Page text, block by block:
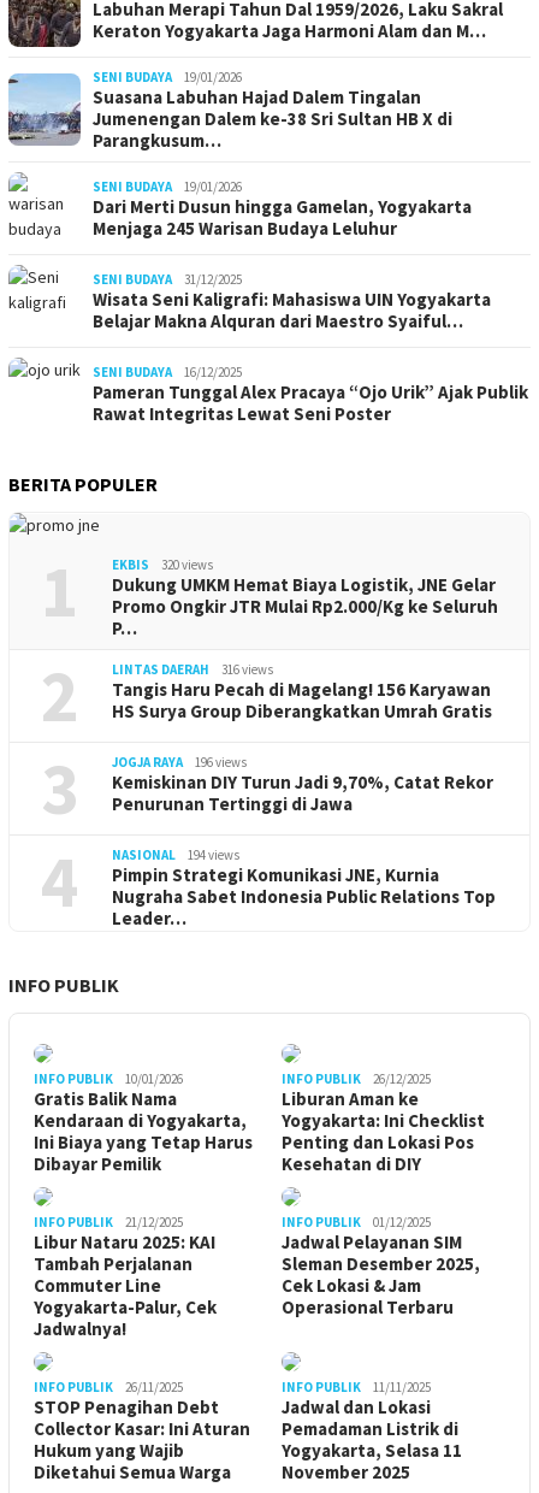
Labuhan Merapi Tahun Dal 1959/2026, Laku Sakral
Keraton Yogyakarta Jaga Harmoni Alam dan M…
SENI BUDAYA 19/01/2026
Suasana Labuhan Hajad Dalem Tingalan
Jumenengan Dalem ke-38 Sri Sultan HB X di
Parangkusum…
SENI BUDAYA 19/01/2026
Dari Merti Dusun hingga Gamelan, Yogyakarta
Menjaga 245 Warisan Budaya Leluhur
SENI BUDAYA 31/12/2025
Wisata Seni Kaligrafi: Mahasiswa UIN Yogyakarta
Belajar Makna Alquran dari Maestro Syaiful…
SENI BUDAYA 16/12/2025
Pameran Tunggal Alex Pracaya “Ojo Urik” Ajak Publik
Rawat Integritas Lewat Seni Poster
BERITA POPULER
1 EKBIS 320 views
Dukung UMKM Hemat Biaya Logistik, JNE Gelar
Promo Ongkir JTR Mulai Rp2.000/Kg ke Seluruh
P…
2 LINTAS DAERAH 316 views
Tangis Haru Pecah di Magelang! 156 Karyawan
HS Surya Group Diberangkatkan Umrah Gratis
3 JOGJA RAYA 196 views
Kemiskinan DIY Turun Jadi 9,70%, Catat Rekor
Penurunan Tertinggi di Jawa
4 NASIONAL 194 views
Pimpin Strategi Komunikasi JNE, Kurnia
Nugraha Sabet Indonesia Public Relations Top
Leader…
INFO PUBLIK
INFO PUBLIK 10/01/2026
Gratis Balik Nama
Kendaraan di Yogyakarta,
Ini Biaya yang Tetap Harus
Dibayar Pemilik
INFO PUBLIK 26/12/2025
Liburan Aman ke
Yogyakarta: Ini Checklist
Penting dan Lokasi Pos
Kesehatan di DIY
INFO PUBLIK 21/12/2025
Libur Nataru 2025: KAI
Tambah Perjalanan
Commuter Line
Yogyakarta-Palur, Cek
Jadwalnya!
INFO PUBLIK 01/12/2025
Jadwal Pelayanan SIM
Sleman Desember 2025,
Cek Lokasi & Jam
Operasional Terbaru
INFO PUBLIK 26/11/2025
STOP Penagihan Debt
Collector Kasar: Ini Aturan
Hukum yang Wajib
Diketahui Semua Warga
INFO PUBLIK 11/11/2025
Jadwal dan Lokasi
Pemadaman Listrik di
Yogyakarta, Selasa 11
November 2025